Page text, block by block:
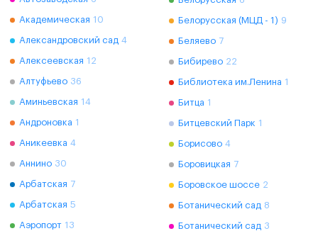
Академическая 10
Александровский сад 4
Алексеевская 12
Алтуфьево 36
Аминьевская 14
Андроновка 1
Аникеевка 4
Аннино 30
Арбатская 7
Арбатская 5
Аэропорт 13
Белорусская (МЦД - 1) 9
Беляево 7
Бибирево 22
Библиотека им.Ленина 1
Битца 1
Битцевский Парк 1
Борисово 4
Боровицкая 7
Боровское шоссе 2
Ботанический сад 8
Ботанический сад 3